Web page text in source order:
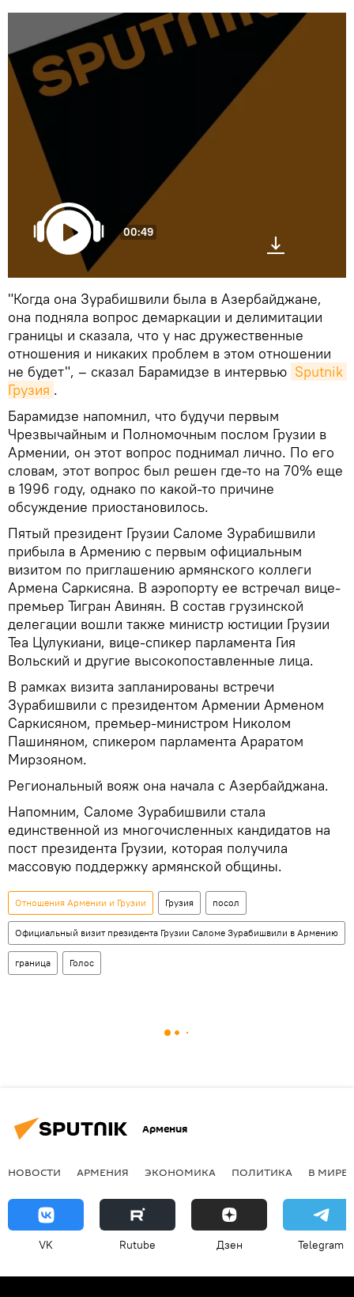
00:49
"Когда она Зурабишвили была в Азербайджане,
она подняла вопрос демаркации и делимитации
границы и сказала, что у нас дружественные
отношения и никаких проблем в этом отношении
не будет", – сказал Барамидзе в интервью Sputnik
Грузия .
Барамидзе напомнил, что будучи первым
Чрезвычайным и Полномочным послом Грузии в
Армении, он этот вопрос поднимал лично. По его
словам, этот вопрос был решен где-то на 70% еще
в 1996 году, однако по какой-то причине
обсуждение приостановилось.
Пятый президент Грузии Саломе Зурабишвили
прибыла в Армению с первым официальным
визитом по приглашению армянского коллеги
Армена Саркисяна. В аэропорту ее встречал вице-
премьер Тигран Авинян. В состав грузинской
делегации вошли также министр юстиции Грузии
Теа Цулукиани, вице-спикер парламента Гия
Вольский и другие высокопоставленные лица.
В рамках визита запланированы встречи
Зурабишвили с президентом Армении Арменом
Саркисяном, премьер-министром Николом
Пашиняном, спикером парламента Араратом
Мирзояном.
Региональный вояж она начала с Азербайджана.
Напомним, Саломе Зурабишвили стала
единственной из многочисленных кандидатов на
пост президента Грузии, которая получила
массовую поддержку армянской общины.
Отношения Армении и Грузии Грузия посол
Официальный визит президента Грузии Саломе Зурабишвили в Армению
граница Голос
Армения
НОВОСТИ АРМЕНИЯ ЭКОНОМИКА ПОЛИТИКА В МИРЕ
VK Rutube Дзен Telegram